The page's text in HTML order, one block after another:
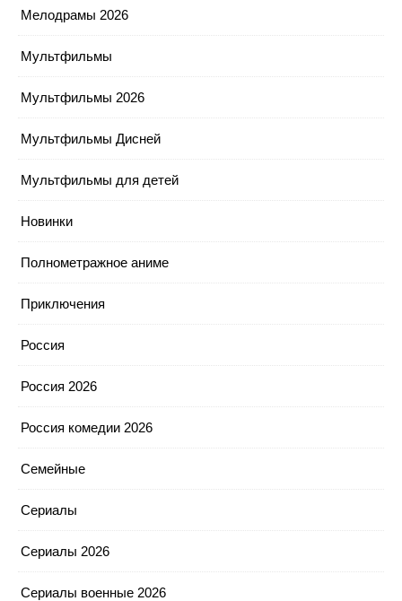
Мелодрамы 2026
Мультфильмы
Мультфильмы 2026
Мультфильмы Дисней
Мультфильмы для детей
Новинки
Полнометражное аниме
Приключения
Россия
Россия 2026
Россия комедии 2026
Семейные
Сериалы
Сериалы 2026
Сериалы военные 2026